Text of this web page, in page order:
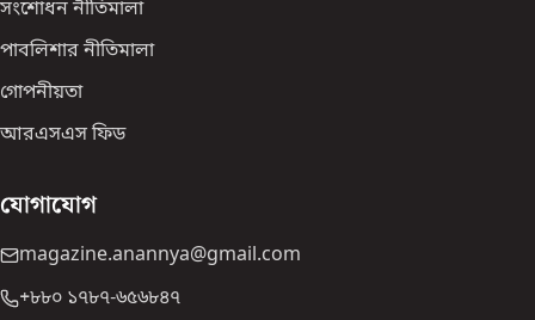
সংশোধন নীতিমালা
পাবলিশার নীতিমালা
গোপনীয়তা
আরএসএস ফিড
যোগাযোগ
magazine.anannya@gmail.com
+৮৮০ ১৭৮৭-৬৫৬৮৪৭